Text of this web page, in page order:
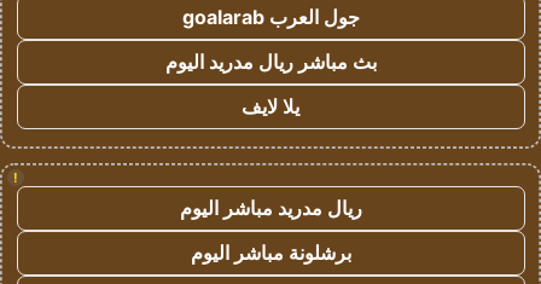
جول العرب goalarab
بث مباشر ريال مدريد اليوم
يلا لايف
!
ريال مدريد مباشر اليوم
برشلونة مباشر اليوم